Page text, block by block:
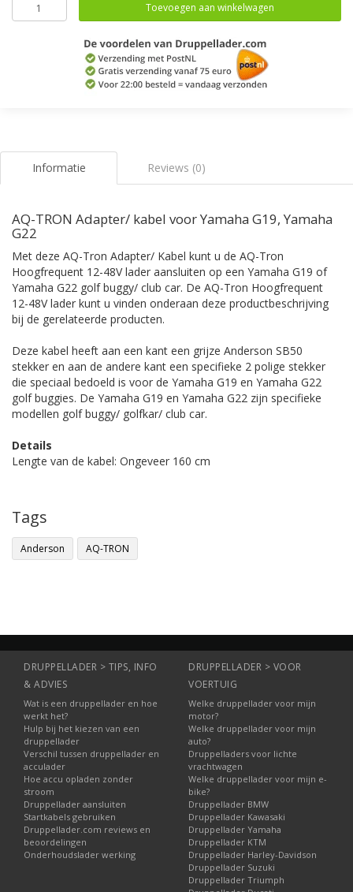
Toevoegen aan winkelwagen
Informatie Reviews (0)
AQ-TRON Adapter/ kabel voor Yamaha G19, Yamaha
G22
Met deze AQ-Tron Adapter/ Kabel kunt u de AQ-Tron
Hoogfrequent 12-48V lader aansluiten op een Yamaha G19 of
Yamaha G22 golf buggy/ club car. De AQ-Tron Hoogfrequent
12-48V lader kunt u vinden onderaan deze productbeschrijving
bij de gerelateerde producten.
Deze kabel heeft aan een kant een grijze Anderson SB50
stekker en aan de andere kant een specifieke 2 polige stekker
die speciaal bedoeld is voor de Yamaha G19 en Yamaha G22
golf buggies. De Yamaha G19 en Yamaha G22 zijn specifieke
modellen golf buggy/ golfkar/ club car.
Details
Lengte van de kabel: Ongeveer 160 cm
Tags
Anderson AQ-TRON
DRUPPELLADER > TIPS, INFO
& ADVIES
Wat is een druppellader en hoe
werkt het?
Hulp bij het kiezen van een
druppellader
Verschil tussen druppellader en
acculader
Hoe accu opladen zonder
stroom
Druppellader aansluiten
Startkabels gebruiken
Druppellader.com reviews en
beoordelingen
Onderhoudslader werking
DRUPPELLADER > VOOR
VOERTUIG
Welke druppellader voor mijn
motor?
Welke druppellader voor mijn
auto?
Druppelladers voor lichte
vrachtwagen
Welke druppellader voor mijn e-
bike?
Druppellader BMW
Druppellader Kawasaki
Druppellader Yamaha
Druppellader KTM
Druppellader Harley-Davidson
Druppellader Suzuki
Druppellader Triumph